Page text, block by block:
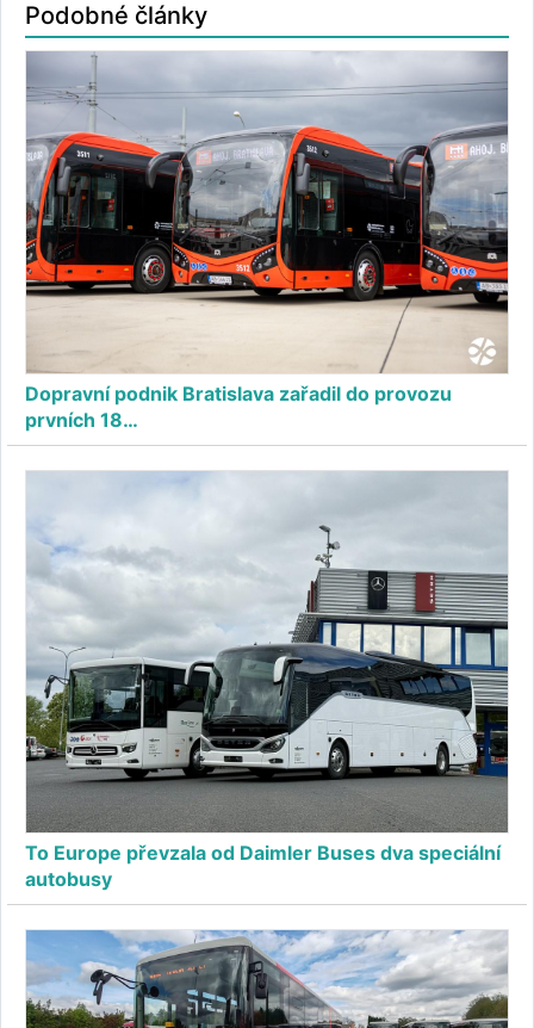
Podobné články
Dopravní podnik Bratislava zařadil do provozu
prvních 18…
To Europe převzala od Daimler Buses dva speciální
autobusy